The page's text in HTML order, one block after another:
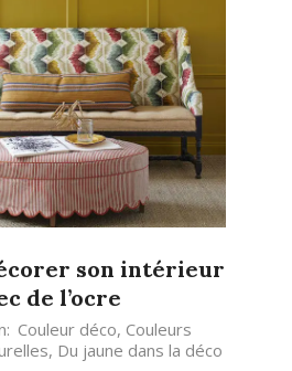
son intérieur
de l’ocre
Couleur déco, Couleurs
, Du jaune dans la déco